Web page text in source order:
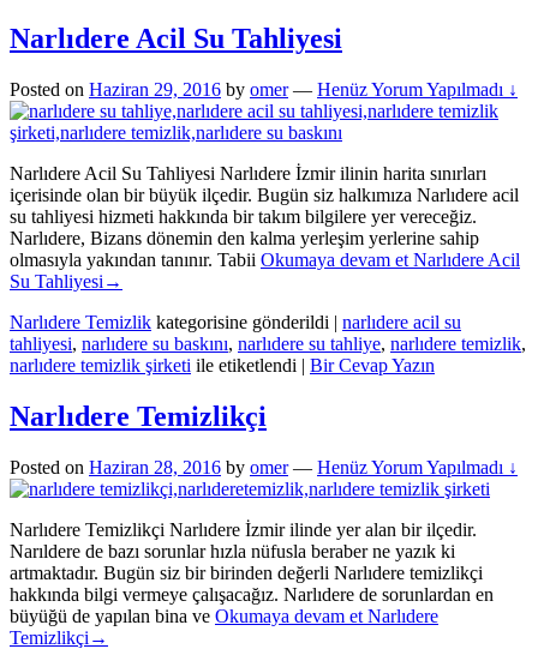
Narlıdere Acil Su Tahliyesi
Posted on Haziran 29, 2016 by omer — Henüz Yorum Yapılmadı ↓
Narlıdere Acil Su Tahliyesi Narlıdere İzmir ilinin harita sınırları
içerisinde olan bir büyük ilçedir. Bugün siz halkımıza Narlıdere acil
su tahliyesi hizmeti hakkında bir takım bilgilere yer vereceğiz.
Narlıdere, Bizans dönemin den kalma yerleşim yerlerine sahip
olmasıyla yakından tanınır. Tabii Okumaya devam et Narlıdere Acil
Su Tahliyesi →
Narlıdere Temizlik kategorisine gönderildi | narlıdere acil su
tahliyesi, narlıdere su baskını, narlıdere su tahliye, narlıdere temizlik,
narlıdere temizlik şirketi ile etiketlendi | Bir Cevap Yazın
Narlıdere Temizlikçi
Posted on Haziran 28, 2016 by omer — Henüz Yorum Yapılmadı ↓
Narlıdere Temizlikçi Narlıdere İzmir ilinde yer alan bir ilçedir.
Narıldere de bazı sorunlar hızla nüfusla beraber ne yazık ki
artmaktadır. Bugün siz bir birinden değerli Narlıdere temizlikçi
hakkında bilgi vermeye çalışacağız. Narlıdere de sorunlardan en
büyüğü de yapılan bina ve Okumaya devam et Narlıdere
Temizlikçi →